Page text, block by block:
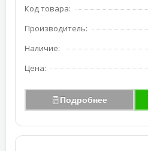
Код товара:
Производитель:
Наличие:
Цена:
Подробнее